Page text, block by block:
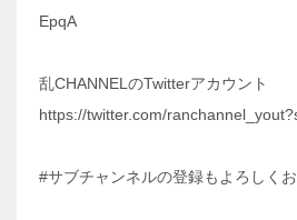
EpqA
乱CHANNELのTwitterアカウント
https://twitter.com/
#サブチャンネルの登録もよろしくお